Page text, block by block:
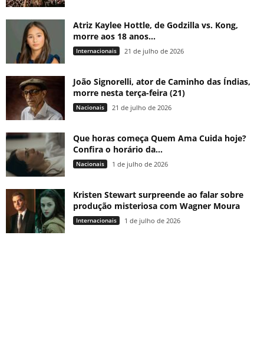
Atriz Kaylee Hottle, de Godzilla vs. Kong,
morre aos 18 anos...
Internacionais 21 de julho de 2026
João Signorelli, ator de Caminho das Índias,
morre nesta terça-feira (21)
Nacionais 21 de julho de 2026
Que horas começa Quem Ama Cuida hoje?
Confira o horário da...
Nacionais 1 de julho de 2026
Kristen Stewart surpreende ao falar sobre
produção misteriosa com Wagner Moura
Internacionais 1 de julho de 2026